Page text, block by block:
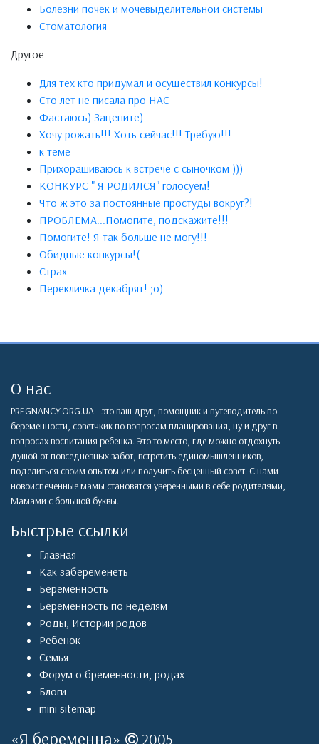
Болезни почек и мочевыделительной системы
Стоматология
Другое
Для тех кто придумал и осуществил конкурсы!
Сто лет не писала про НАС
Фастаюсь) Зацените)
Хочу рожать!!! Хоть сейчас!!! Требую!!!
к теме
Прихорашиваюсь к встрече с сыночком )))
КОНКУРС " Я РОДИЛСЯ" голосуем!
Что ж это за постоянные простуды вокруг?!
ПРОБЛЕМА...Помогите, подскажите!!!
Помогите! Я так больше не могу!!!
Обидные конкурсы!(
Страх
Перекличка декабрят! ;о)
О нас
PREGNANCY.ORG.UA - это ваш друг, помощник и путеводитель по
беременности, советчкик по вопросам планирования, ну и друг в
вопросах воспитания ребенка. Это то место, где можно отдохнуть
душой от повседневных забот, встретить единомышленников,
поделиться своим опытом или получить бесценный совет. С нами
новоиспеченные мамы становятся уверенными в себе родителями,
Мамами с большой буквы.
Быстрые ссылки
Главная
Как забеременеть
Беременность
Беременность по неделям
Роды, Истории родов
Ребенок
Семья
Форум о бременности, родах
Блоги
mini sitemap
«Я беременна» 2005